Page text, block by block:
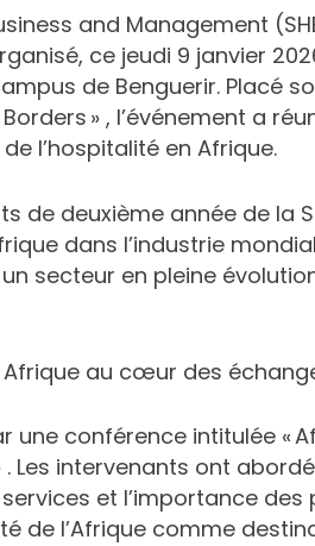
and Management
ce jeudi 9 janvier
de Benguerir. Placé
» , l’événement a
l’hospitalité en Afrique.
de deuxième année de la
dans l’industrie
secteur en pleine
Afrique au cœur des
une conférence intitulée «
. Les intervenants ont
et l’importance
de l’Afrique comme